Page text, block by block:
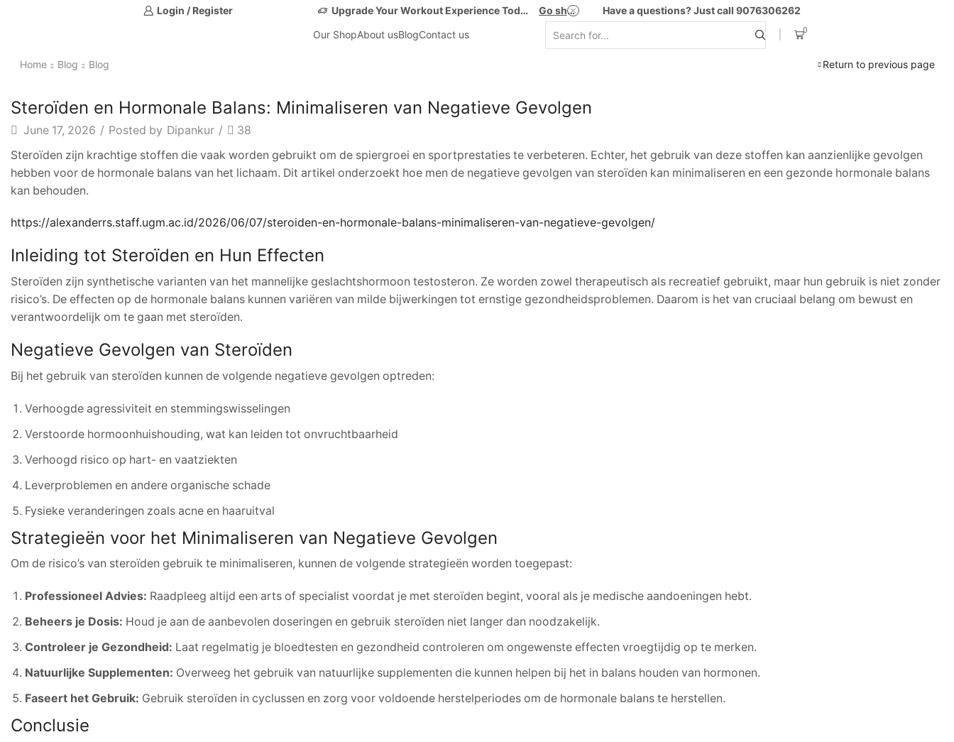
Login / Register Upgrade Your Workout Experience Today! Go shop Have a questions? Just call 9076306262
Our ShopAbout usBlogContact us 0
Return to previous page
Home Blog Blog
Steroïden en Hormonale Balans: Minimaliseren van Negatieve Gevolgen
June 17, 2026 / Posted by Dipankur /
38
Steroïden zijn krachtige stoffen die vaak worden gebruikt om de spiergroei en sportprestaties te verbeteren. Echter, het gebruik van deze stoffen kan aanzienlijke gevolgen
hebben voor de hormonale balans van het lichaam. Dit artikel onderzoekt hoe men de negatieve gevolgen van steroïden kan minimaliseren en een gezonde hormonale balans
kan behouden.
https://alexanderrs.staff.ugm.ac.id/2026/06/07/steroiden-en-hormonale-balans-minimaliseren-van-negatieve-gevolgen/
Inleiding tot Steroïden en Hun Effecten
Steroïden zijn synthetische varianten van het mannelijke geslachtshormoon testosteron. Ze worden zowel therapeutisch als recreatief gebruikt, maar hun gebruik is niet zonder
risico’s. De effecten op de hormonale balans kunnen variëren van milde bijwerkingen tot ernstige gezondheidsproblemen. Daarom is het van cruciaal belang om bewust en
verantwoordelijk om te gaan met steroïden.
Negatieve Gevolgen van Steroïden
Bij het gebruik van steroïden kunnen de volgende negatieve gevolgen optreden:
Verhoogde agressiviteit en stemmingswisselingen
Verstoorde hormoonhuishouding, wat kan leiden tot onvruchtbaarheid
Verhoogd risico op hart- en vaatziekten
Leverproblemen en andere organische schade
Fysieke veranderingen zoals acne en haaruitval
Strategieën voor het Minimaliseren van Negatieve Gevolgen
Om de risico’s van steroïden gebruik te minimaliseren, kunnen de volgende strategieën worden toegepast:
Professioneel Advies: Raadpleeg altijd een arts of specialist voordat je met steroïden begint, vooral als je medische aandoeningen hebt.
Beheers je Dosis: Houd je aan de aanbevolen doseringen en gebruik steroïden niet langer dan noodzakelijk.
Controleer je Gezondheid: Laat regelmatig je bloedtesten en gezondheid controleren om ongewenste effecten vroegtijdig op te merken.
Natuurlijke Supplementen: Overweeg het gebruik van natuurlijke supplementen die kunnen helpen bij het in balans houden van hormonen.
Faseert het Gebruik: Gebruik steroïden in cyclussen en zorg voor voldoende herstelperiodes om de hormonale balans te herstellen.
Conclusie